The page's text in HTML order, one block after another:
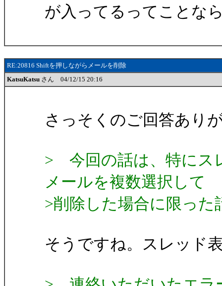
が入ってるってことな
RE:20816 Shiftを押しながらメールを削除
KatsuKatsu さん 04/12/15 20:16
さっそくのご回答あり
> 今回の話は、特にス
メールを複数選択して
>削除した場合に限っ
そうですね。スレッド